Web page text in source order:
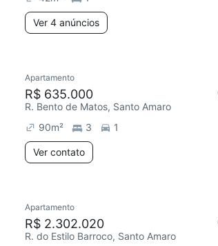
Ver 4 anúncios
Apartamento
R$ 635.000
R. Bento de Matos, Santo Amaro
90m² 3 1
Ver contato
Apartamento
R$ 2.302.020
R. do Estilo Barroco, Santo Amaro